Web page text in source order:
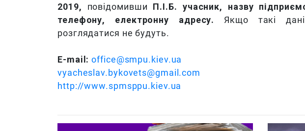
2019, повідомивши П.І.Б. учасник, назву
телефону, електронну адресу. Якщо такі
розглядатися не будуть.
E-mail: office@smpu.kiev.ua
vyacheslav.bykovets@gmail.com
http://www.spmsppu.kiev.ua